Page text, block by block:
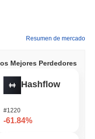
Resumen de mercado
Mejores Perdedores
Hashflow
#1220
-61.84%